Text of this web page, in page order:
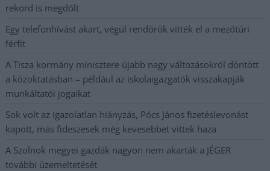
rekord is megdőlt
Egy telefonhívást akart, végül rendőrök vitték el a mezőtúri
férfit
A Tisza kormány minisztere újabb nagy változásokról döntött
a közoktatásban – például az iskolaigazgatók visszakapják
munkáltatói jogaikat
Sok volt az igazolatlan hiányzás, Pócs János fizetéslevonást
kapott, más fideszesek még kevesebbet vittek haza
A Szolnok megyei gazdák nagyon nem akarták a JÉGER
további üzemeltetését